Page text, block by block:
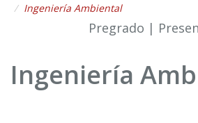
Ingeniería Ambiental
Pregrado |
Ingeniería